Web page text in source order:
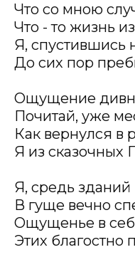
Что со мною
Что - то жизнь
Я, спустившись
До сих пор
Ощущение
Почитай, уже
Как вернулся в
Я из сказочных
Я, средь
В гуще вечно
Ощущенье в
Этих благостно